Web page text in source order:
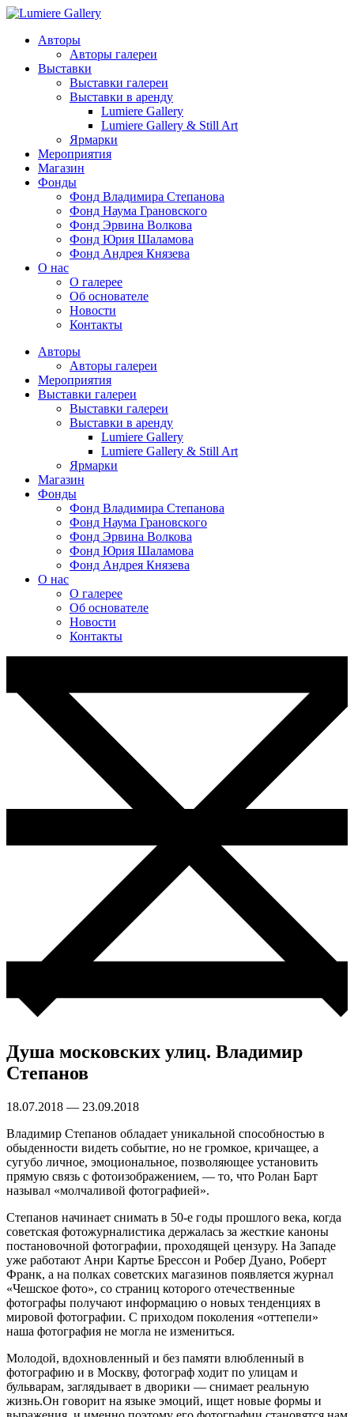
Авторы
Авторы галереи
Выставки
Выставки галереи
Выставки в аренду
Lumiere Gallery
Lumiere Gallery & Still Art
Ярмарки
Мероприятия
Магазин
Фонды
Фонд Владимира Степанова
Фонд Наума Грановского
Фонд Эрвина Волкова
Фонд Юрия Шаламова
Фонд Андрея Князева
О нас
О галерее
Об основателе
Новости
Контакты
Авторы
Авторы галереи
Мероприятия
Выставки галереи
Выставки галереи
Выставки в аренду
Lumiere Gallery
Lumiere Gallery & Still Art
Ярмарки
Магазин
Фонды
Фонд Владимира Степанова
Фонд Наума Грановского
Фонд Эрвина Волкова
Фонд Юрия Шаламова
Фонд Андрея Князева
О нас
О галерее
Об основателе
Новости
Контакты
Душа московских улиц. Владимир
Степанов
18.07.2018 — 23.09.2018
Владимир Степанов обладает уникальной способностью в
обыденности видеть событие, но не громкое, кричащее, а
сугубо личное, эмоциональное, позволяющее установить
прямую связь с фотоизображением, — то, что Ролан Барт
называл «молчаливой фотографией».
Степанов начинает снимать в 50-е годы прошлого века, когда
советская фотожурналистика держалась за жесткие каноны
постановочной фотографии, проходящей цензуру. На Западе
уже работают Анри Картье Брессон и Робер Дуано, Роберт
Франк, а на полках советских магазинов появляется журнал
«Чешское фото», со страниц которого отечественные
фотографы получают информацию о новых тенденциях в
мировой фотографии. С приходом поколения «оттепели»
наша фотография не могла не измениться.
Молодой, вдохновленный и без памяти влюбленный в
фотографию и в Москву, фотограф ходит по улицам и
бульварам, заглядывает в дворики — снимает реальную
жизнь.Он говорит на языке эмоций, ищет новые формы и